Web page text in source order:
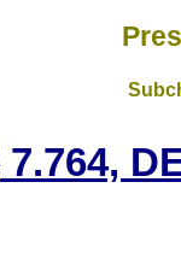
7.764,